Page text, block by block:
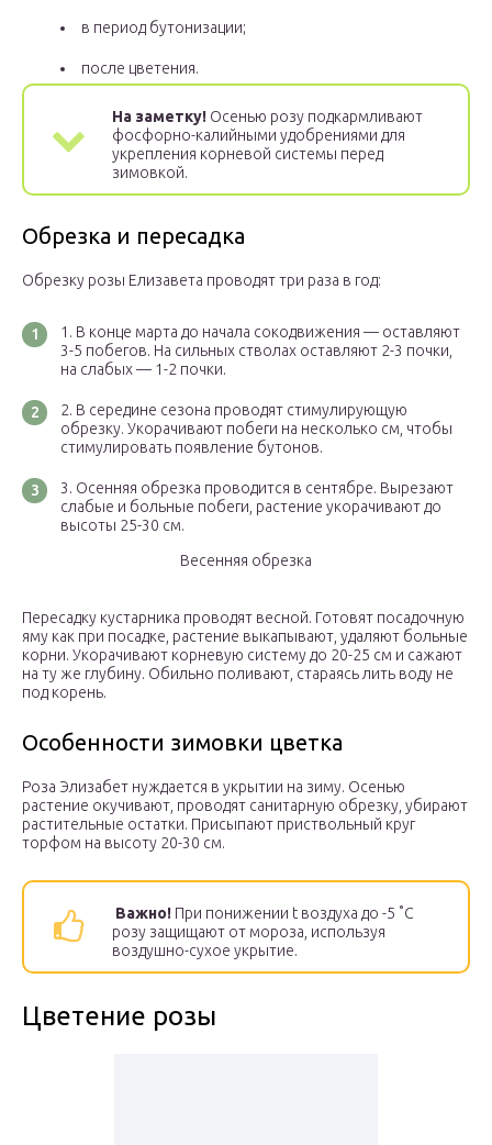
в период бутонизации;
после цветения.
На заметку! Осенью розу подкармливают
фосфорно-калийными удобрениями для
укрепления корневой системы перед
зимовкой.
Обрезка и пересадка
Обрезку розы Елизавета проводят три раза в год:
В конце марта до начала сокодвижения — оставляют
3-5 побегов. На сильных стволах оставляют 2-3 почки,
на слабых — 1-2 почки.
В середине сезона проводят стимулирующую
обрезку. Укорачивают побеги на несколько см, чтобы
стимулировать появление бутонов.
Осенняя обрезка проводится в сентябре. Вырезают
слабые и больные побеги, растение укорачивают до
высоты 25-30 см.
Весенняя обрезка
Пересадку кустарника проводят весной. Готовят посадочную
яму как при посадке, растение выкапывают, удаляют больные
корни. Укорачивают корневую систему до 20-25 см и сажают
на ту же глубину. Обильно поливают, стараясь лить воду не
под корень.
Особенности зимовки цветка
Роза Элизабет нуждается в укрытии на зиму. Осенью
растение окучивают, проводят санитарную обрезку, убирают
растительные остатки. Присыпают приствольный круг
торфом на высоту 20-30 см.
Важно! При понижении t воздуха до -5 ˚С
розу защищают от мороза, используя
воздушно-сухое укрытие.
Цветение розы